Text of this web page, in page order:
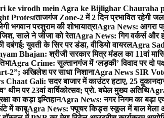
ke virodh mein Agra ke Bijlighar Chauraha
Protestताजगंज Zone-2 में 2 दिन प्रभावित रहेगी
भगवान परशुराम की शोभायात्राAgra News: आगरा
साले ने जीजा को रेताAgra News: गिग वर्कर्स और
युवती के सिर पर डंडा, वीडियो वायरलAgra
Bhajan: श्रीजी सरकार मित्र मंडल का 11वां
Agra Crime: सुल्तानगंज में ‘लड़की’ विवाद पर दो
2”; अखिलेश पर साधा निशानाAgra News SIR
Chaat Gali: सदर बाजार में काउंटर हटाए, 25
पर 23वां वार्षिकोत्सव; प्रो. बघेल मुख्य अतिथि
का कड़ा इम्तिहानAgra News: नगर निगम का बड़ा
में काबूAgra News: फ्यूचर किड्स स्कूल में बाल मेला